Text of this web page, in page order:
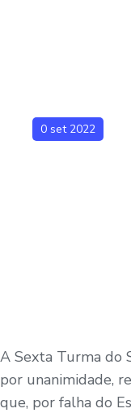
0 set 2022
A Sexta Turma do
por unanimidade,
que, por falha do